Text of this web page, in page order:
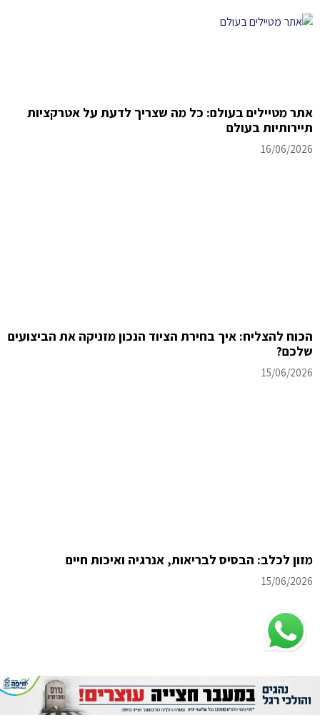
אתר מטיילים בעולם: כל מה שצריך לדעת על אטרקציות
תיירותיות בעולם
16/06/2026
הכוח להצליח: איך בחירת הציוד הנכון מזניקה את הביצועים
שלכם?
15/06/2026
מזון לכלב: הבסיס לבריאות, אנרגיה ואיכות חיים
15/06/2026